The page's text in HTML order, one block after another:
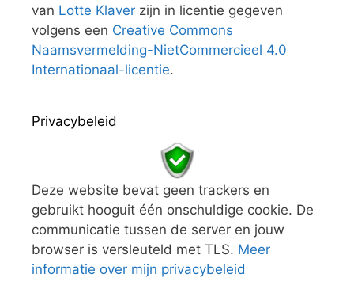
van Lotte Klaver zijn in licentie gegeven
volgens een Creative Commons
Naamsvermelding-NietCommercieel 4.0
Internationaal-licentie.
Privacybeleid
Deze website bevat geen trackers en
gebruikt hooguit één onschuldige cookie. De
communicatie tussen de server en jouw
browser is versleuteld met TLS. Meer
informatie over mijn privacybeleid